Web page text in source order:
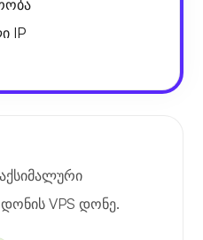
IP
VPS დონე.